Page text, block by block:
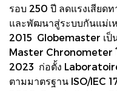
รอบ 250 ปี ลดแรงเสียด
และพัฒนาสู่ระบบกันแม่เ
2015 Globemaster เป็
Master Chronometer
2023 ก่อตั้ง
ตามมาตรฐาน ISO/IEC